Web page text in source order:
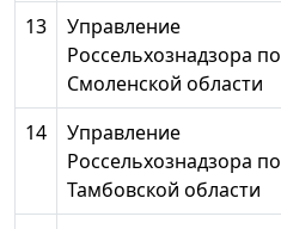
13
Управление
Россельхознадзора по
Смоленской области
14
Управление
Россельхознадзора по
Тамбовской области